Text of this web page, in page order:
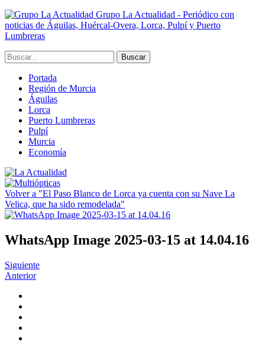
Grupo La Actualidad - Periódico con
noticias de Águilas, Huércal-Overa, Lorca, Pulpí y Puerto
Lumbreras
Portada
Región de Murcia
Águilas
Lorca
Puerto Lumbreras
Pulpí
Murcia
Economía
Volver a "El Paso Blanco de Lorca ya cuenta con su Nave La
Velica, que ha sido remodelada"
WhatsApp Image 2025-03-15 at 14.04.16
Siguiente
Anterior